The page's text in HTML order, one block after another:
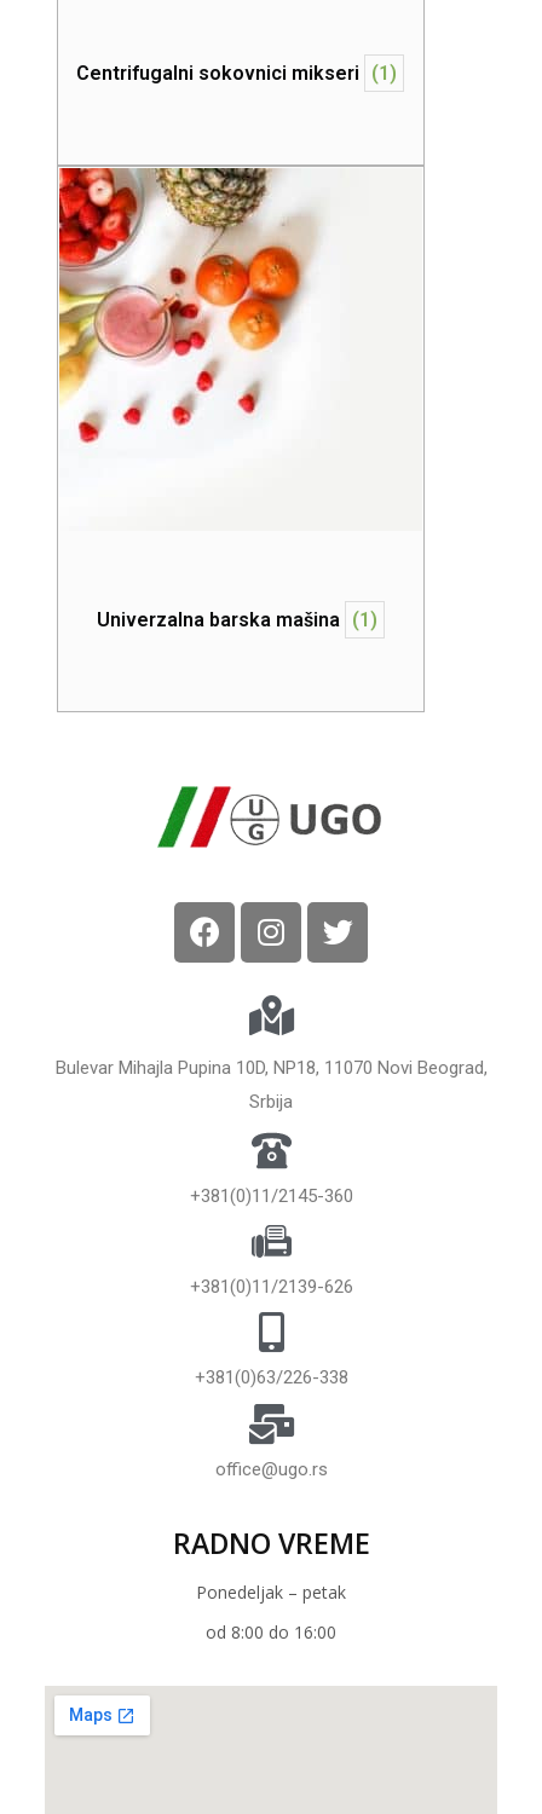
Centrifugalni sokovnici mikseri (1)
Univerzalna barska mašina (1)
Bulevar Mihajla Pupina 10D, NP18, 11070 Novi Beograd,
Srbija
+381(0)11/2145-360
+381(0)11/2139-626
+381(0)63/226-338
office@ugo.rs
RADNO VREME
Ponedeljak – petak
od 8:00 do 16:00